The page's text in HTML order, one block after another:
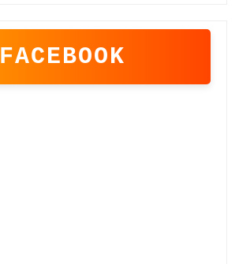
FACEBOOK